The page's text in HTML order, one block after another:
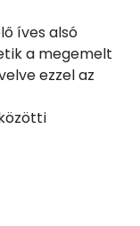
íves alsó
a megemelt
ezzel az